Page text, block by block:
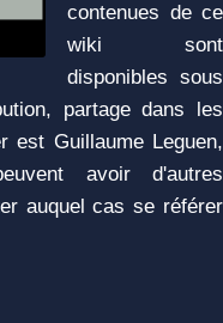
contenues de ce
wiki sont
disponibles sous
partage dans les
est Guillaume Leguen,
avoir d'autres
auquel cas se référer